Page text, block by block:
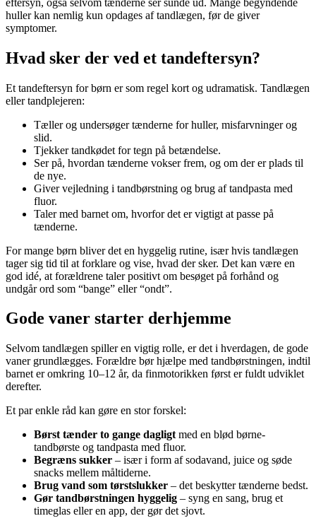
huller kan nemlig kun opdages af tandlægen, før de giver
symptomer.
Hvad sker der ved et tandeftersyn?
Et tandeftersyn for børn er som regel kort og udramatisk. Tandlægen
eller tandplejeren:
Tæller og undersøger tænderne for huller, misfarvninger og
slid.
Tjekker tandkødet for tegn på betændelse.
Ser på, hvordan tænderne vokser frem, og om der er plads til
de nye.
Giver vejledning i tandbørstning og brug af tandpasta med
fluor.
Taler med barnet om, hvorfor det er vigtigt at passe på
tænderne.
For mange børn bliver det en hyggelig rutine, især hvis tandlægen
tager sig tid til at forklare og vise, hvad der sker. Det kan være en
god idé, at forældrene taler positivt om besøget på forhånd og
undgår ord som “bange” eller “ondt”.
Gode vaner starter derhjemme
Selvom tandlægen spiller en vigtig rolle, er det i hverdagen, de gode
vaner grundlægges. Forældre bør hjælpe med tandbørstningen, indtil
barnet er omkring 10–12 år, da finmotorikken først er fuldt udviklet
derefter.
Et par enkle råd kan gøre en stor forskel:
Børst tænder to gange dagligt med en blød børne-
tandbørste og tandpasta med fluor.
Begræns sukker – især i form af sodavand, juice og søde
snacks mellem måltiderne.
Brug vand som tørstslukker – det beskytter tænderne bedst.
Gør tandbørstningen hyggelig – syng en sang, brug et
timeglas eller en app, der gør det sjovt.